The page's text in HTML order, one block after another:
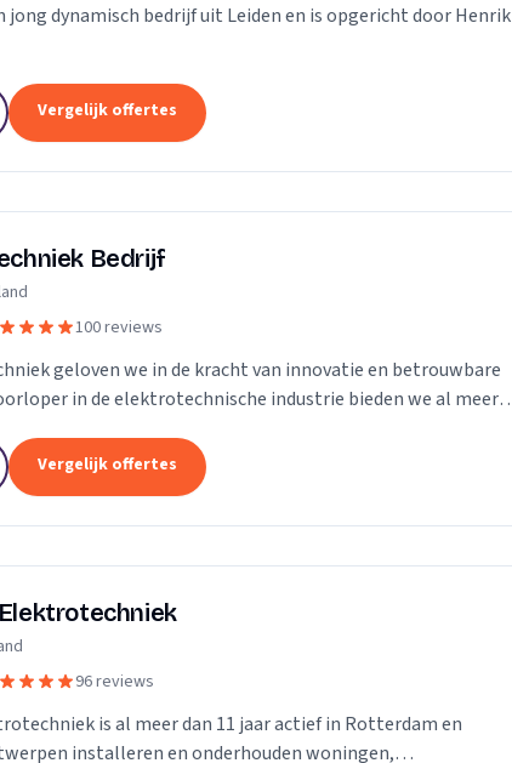
jong dynamisch bedrijf uit Leiden en is opgericht door Henrik
Vergelijk offertes
Bedrijf
100 reviews
geloven we in de kracht van innovatie en betrouwbare
in de elektrotechnische industrie bieden we al meer
Vergelijk offertes
96 reviews
is al meer dan 11 jaar actief in Rotterdam en
installeren en onderhouden woningen,